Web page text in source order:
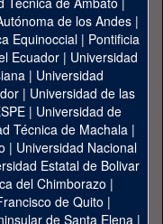
de los Andes|
Equinoccial| Pontificia
Ecuador | Universidad
| Universidad
| Universidad de las
| Universidad de
Técnica de Machala|
| Universidad Nacional
Estatal de Bolivar
del Chimborazo |
de Quito |
de Santa Elena|